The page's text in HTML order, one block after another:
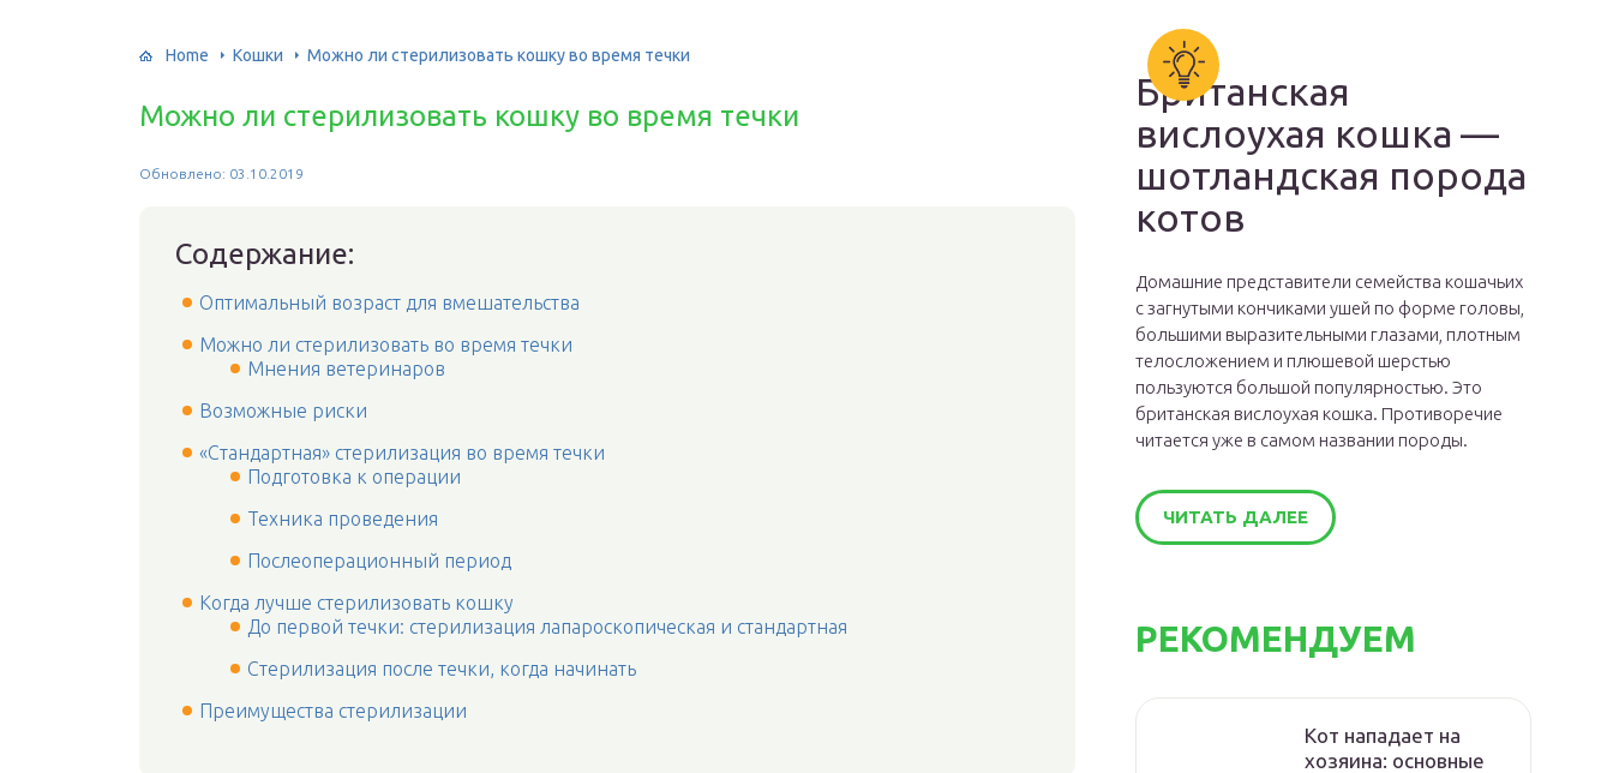
Home Кошки Можно ли стерилизовать кошку во время течки
Можно ли стерилизовать кошку во время течки
Обновлено: 03.10.2019
Содержание:
Оптимальный возраст для вмешательства
Можно ли стерилизовать во время течки
Мнения ветеринаров
Возможные риски
«Стандартная» стерилизация во время течки
Подготовка к операции
Техника проведения
Послеоперационный период
Когда лучше стерилизовать кошку
До первой течки: стерилизация лапароскопическая и стандартная
Стерилизация после течки, когда начинать
Преимущества стерилизации
Британская
вислоухая кошка —
шотландская порода
котов
Домашние представители семейства кошачьих
с загнутыми кончиками ушей по форме головы,
большими выразительными глазами, плотным
телосложением и плюшевой шерстью
пользуются большой популярностью. Это
британская вислоухая кошка. Противоречие
читается уже в самом названии породы.
ЧИТАТЬ ДАЛЕЕ
РЕКОМЕНДУЕМ
Кот нападает на
хозяина: основные